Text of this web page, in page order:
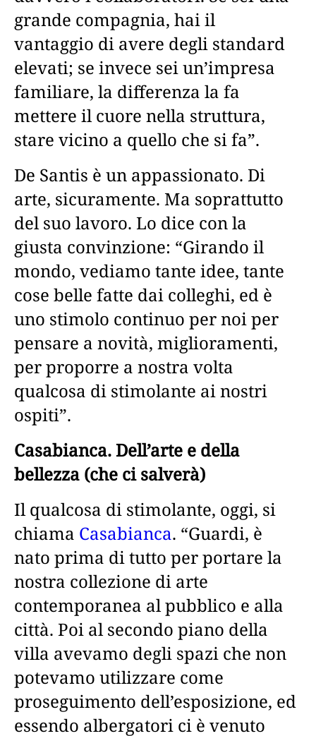
grande compagnia, hai il
vantaggio di avere degli standard
elevati; se invece sei un’impresa
familiare, la differenza la fa
mettere il cuore nella struttura,
stare vicino a quello che si fa”.
De Santis è un appassionato. Di
arte, sicuramente. Ma soprattutto
del suo lavoro. Lo dice con la
giusta convinzione: “Girando il
mondo, vediamo tante idee, tante
cose belle fatte dai colleghi, ed è
uno stimolo continuo per noi per
pensare a novità, miglioramenti,
per proporre a nostra volta
qualcosa di stimolante ai nostri
ospiti”.
Casabianca. Dell’arte e della
bellezza (che ci salverà)
Il qualcosa di stimolante, oggi, si
chiama Casabianca. “Guardi, è
nato prima di tutto per portare la
nostra collezione di arte
contemporanea al pubblico e alla
città. Poi al secondo piano della
villa avevamo degli spazi che non
potevamo utilizzare come
proseguimento dell’esposizione, ed
essendo albergatori ci è venuto